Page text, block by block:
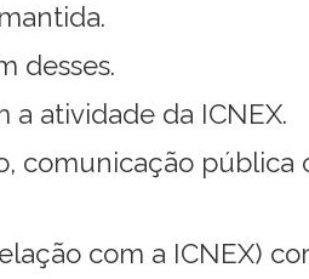
desses.
atividade da ICNEX.
comunicação pública
com a ICNEX)